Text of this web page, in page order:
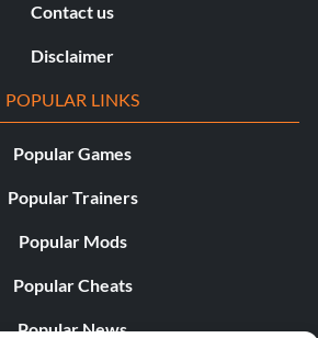
Contact us
Disclaimer
POPULAR LINKS
Popular Games
Popular Trainers
Popular Mods
Popular Cheats
Popular News